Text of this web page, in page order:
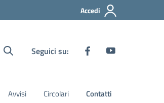
Accedi
Seguici su:
Avvisi Circolari Contatti